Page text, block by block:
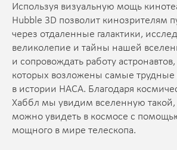
Используя визуальную мощь
Hubble 3D позволит кинозрителям
через отдаленные галактики,
великолепие и тайны нашей
и сопровождать работу
которых возложены самые
в истории НАСА. Благодаря
Хаббл мы увидим вселенную такой,
можно увидеть в космосе с
мощного в мире телескопа.